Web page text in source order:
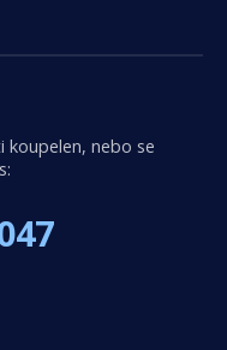
koupelen, nebo se